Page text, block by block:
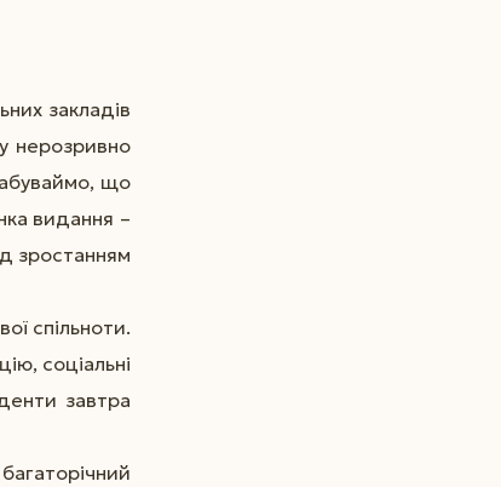
закладів
нерозривно
що
видання –
зростанням
спільноти.
соціальні
завтра